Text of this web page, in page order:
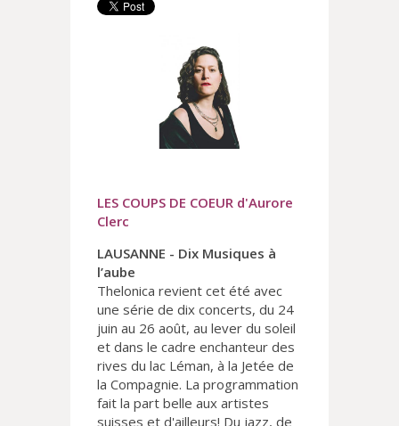
LES COUPS DE COEUR d'Aurore
Clerc
LAUSANNE - Dix Musiques à
l’aube
Thelonica revient cet été avec
une série de dix concerts, du 24
juin au 26 août, au lever du soleil
et dans le cadre enchanteur des
rives du lac Léman, à la Jetée de
la Compagnie. La programmation
fait la part belle aux artistes
suisses et d'ailleurs! Du jazz, de